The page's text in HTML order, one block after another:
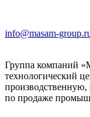
info@masam-
Группа компаний
технологический
по продаже